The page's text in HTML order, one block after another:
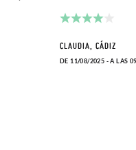
CLAUDIA, CÁDIZ
DE 11/08/2025 - A LAS